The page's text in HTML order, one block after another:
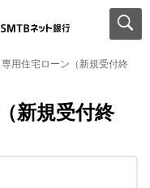
専用住宅ローン（新規受付終
新規受付終